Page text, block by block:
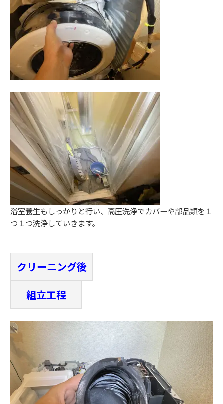
浴室養生もしっかりと行い、高圧洗浄でカバーや部品類を１
つ１つ洗浄していきます。
クリーニング後
組立工程